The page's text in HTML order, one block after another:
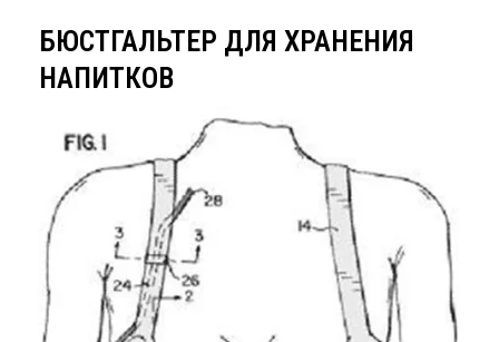
БЮСТГАЛЬТЕР ДЛЯ ХРАНЕНИЯ
НАПИТКОВ